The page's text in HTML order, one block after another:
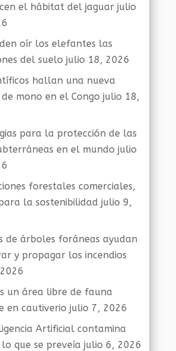
el hábitat del jaguar julio
oír los elefantes las
del suelo julio 18, 2026
hallan una nueva
de mono en el Congo julio 18,
para la protección de las
en el mundo julio
forestales comerciales,
la sostenibilidad julio 9,
de árboles foráneas ayudan
y propagar los incendios
un área libre de fauna
en cautiverio julio 7, 2026
Artificial contamina
lo que se preveía julio 6, 2026